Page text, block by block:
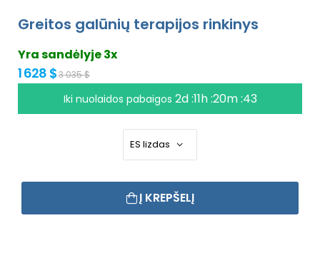
Greitos galūnių terapijos rinkinys
Yra sandėlyje 3x
1 628 $3 035 $
Iki nuolaidos pabaigos 2d :11h :20m :42
Į KREPŠELĮ